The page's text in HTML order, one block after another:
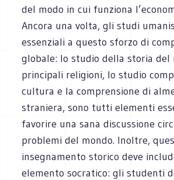
del modo in cui funziona
Ancora una volta, gli studi
essenziali a questo sforzo di
globale: lo studio della storia del
principali religioni, lo studio
cultura e la comprensione di
straniera, sono tutti elementi
favorire una sana discussione
problemi del mondo. Inoltre,
insegnamento storico deve
elemento socratico: gli studenti